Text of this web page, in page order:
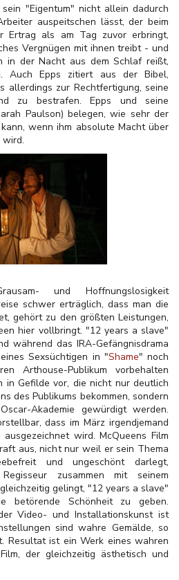
"Eigentum" nicht allein dadurch
auspeitschen lässt, der beim
Ertrag als am Tag zuvor erbringt,
Vergnügen mit ihnen treibt - und
in der Nacht aus dem Schlaf reißt,
Auch Epps zitiert aus der Bibel,
allerdings zur Rechtfertigung, seine
zu bestrafen. Epps und seine
Paulson) belegen, wie sehr der
wenn ihm absolute Macht über
wird.
und Hoffnungslosigkeit
schwer erträglich, dass man die
gehört zu den größten Leistungen,
hier vollbringt. "12 years a slave"
während das IRA-Gefängnisdrama
Sexsüchtigen in "Shame" noch
Arthouse-Publikum vorbehalten
in Gefilde vor, die nicht nur deutlich
des Publikums bekommen, sondern
Akademie gewürdigt werden.
dass im März irgendjemand
wird. McQueens Film
aus, nicht nur weil er sein Thema
und ungeschönt darlegt,
zusammen mit seinem
gelingt, "12 years a slave"
betörende Schönheit zu geben.
Video- und Installationskunst ist
sind wahre Gemälde, so
Resultat ist ein Werk eines wahren
der gleichzeitig ästhetisch und